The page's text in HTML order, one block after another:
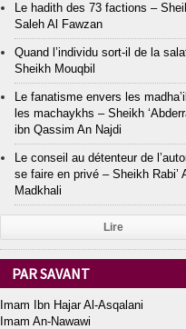
Le hadith des 73 factions –
Saleh Al Fawzan
Quand l’individu sort-il de la
Sheikh Mouqbil
Le fanatisme envers les
les machaykhs – Sheikh
ibn Qassim An Najdi
Le conseil au détenteur de
se faire en privé – Sheikh Rabi’
Madkhali
Lire
PAR SAVANT
Imam Ibn Hajar Al-Asqalani
Imam An-Nawawi